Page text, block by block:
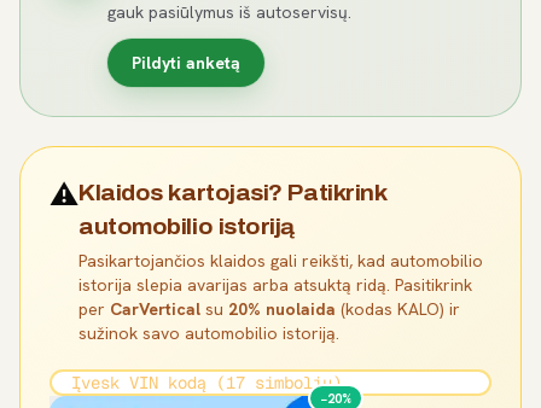
gauk pasiūlymus iš autoservisų.
Pildyti anketą
⚠️Klaidos kartojasi? Patikrink
automobilio istoriją
Pasikartojančios klaidos gali reikšti, kad automobilio
istorija slepia avarijas arba atsuktą ridą. Pasitikrink
per CarVertical su 20% nuolaida (kodas KALO) ir
sužinok savo automobilio istoriją.
−20%